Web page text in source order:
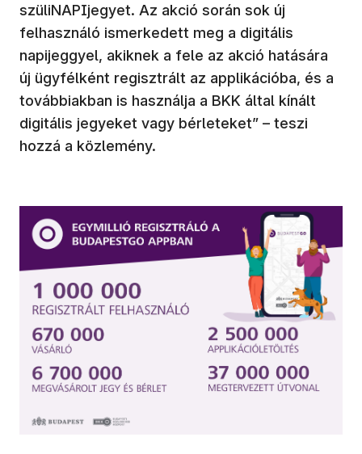
szüliNAPIjegyet. Az akció során sok új
felhasználó ismerkedett meg a digitális
napijeggyel, akiknek a fele az akció hatására
új ügyfélként regisztrált az applikációba, és a
továbbiakban is használja a BKK által kínált
digitális jegyeket vagy bérleteket” – teszi
hozzá a közlemény.